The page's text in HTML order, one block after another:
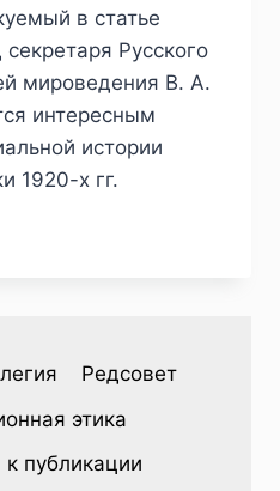
в статье
Русского
мироведения В. А.
интересным
истории
1920-х гг.
Редсовет
этика
публикации